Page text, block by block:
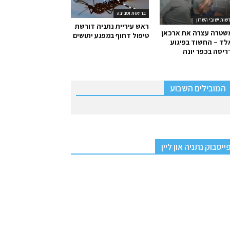
בריאות וסביבה
ראש עיריית נתניה דורשת
טיפול דחוף במפגע יתושים
ישובי השרון
עצרה את ארכאן
– החשוד בפיגוע
בכפר יונה
המובילים השבוע
פייסבוק נתניה און ליין